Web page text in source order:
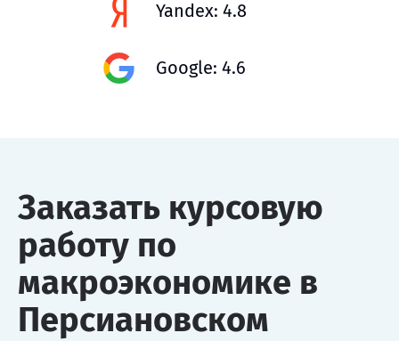
Yandex: 4.8
Google: 4.6
Заказать курсовую
работу по
макроэкономике в
Персиановском